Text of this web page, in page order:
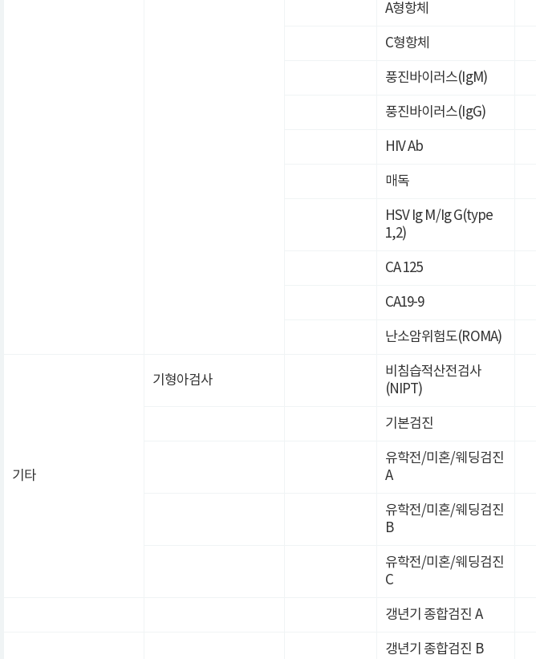
A형항체
C형항체
풍진바이러스(IgM)
풍진바이러스(IgG)
HIV Ab
매독
HSV Ig M/Ig G(type
1,2)
CA 125
CA19-9
난소암위험도(ROMA)
기타
기형아검사
비침습적산전검사
(NIPT)
기본검진
유학전/미혼/웨딩검진
A
유학전/미혼/웨딩검진
B
유학전/미혼/웨딩검진
C
갱년기 종합검진 A
갱년기 종합검진 B